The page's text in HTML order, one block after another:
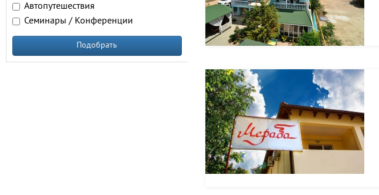
Автопутешествия
Семинары / Конференции
Подобрать